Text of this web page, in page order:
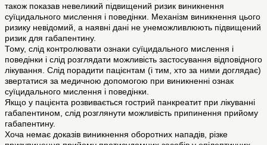
також показав невеликий підвищений ризик виникнення
суїцидального мислення і поведінки. Механізм виникнення цього
ризику невідомий, а наявні дані не унеможливлюють підвищений
ризик для габапентину.
Тому, слід контролювати ознаки суїцидального мислення і
поведінки і слід розглядати можливість застосування відповідного
лікування. Слід порадити пацієнтам (і тим, хто за ними доглядає)
звертатися за медичною допомогою при виникненні ознак
суїцидального мислення і поведінки.
Якщо у пацієнта розвивається гострий панкреатит при лікуванні
габапентином, слід розглянути можливість припинення прийому
габапентину.
Хоча немає доказів виникнення оборотних нападів, різке